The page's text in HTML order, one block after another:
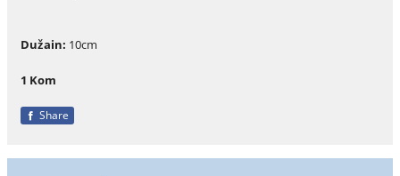
Dužain: 10cm
1 Kom
Share